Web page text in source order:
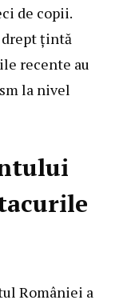
de copii.
drept țintă
recente au
la nivel
României a